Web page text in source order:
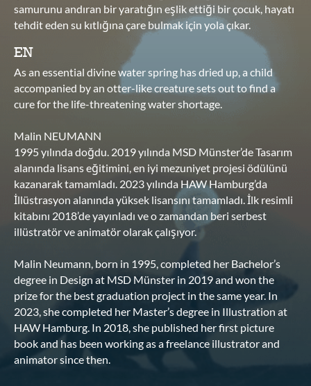
samurunu andıran bir yaratığın eşlik ettiği bir çocuk, hayatı
tehdit eden su kıtlığına çare bulmak için yola çıkar.
EN
As an essential divine water spring has dried up, a child
accompanied by an otter-like creature sets out to find a
cure for the life-threatening water shortage.
Malin NEUMANN
1995 yılında doğdu. 2019 yılında MSD Münster’de Tasarım
alanında lisans eğitimini, en iyi mezuniyet projesi ödülünü
kazanarak tamamladı. 2023 yılında HAW Hamburg’da
İllüstrasyon alanında yüksek lisansını tamamladı. İlk resimli
kitabını 2018’de yayınladı ve o zamandan beri serbest
illüstratör ve animatör olarak çalışıyor.
Malin Neumann, born in 1995, completed her Bachelor’s
degree in Design at MSD Münster in 2019 and won the
prize for the best graduation project in the same year. In
2023, she completed her Master’s degree in Illustration at
HAW Hamburg. In 2018, she published her first picture
book and has been working as a freelance illustrator and
animator since then.